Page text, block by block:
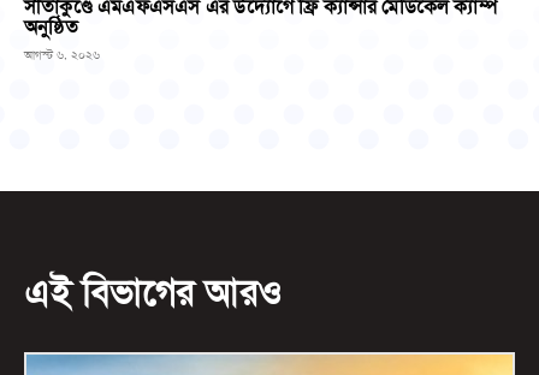
সীতাকুণ্ডে এমএফএসএস এর উদ্যোগে ফ্রি ক্যান্সার মেডিকেল ক্যাম্প
অনুষ্ঠিত
আগস্ট ৬, ২০২৬
এই বিভাগের আরও